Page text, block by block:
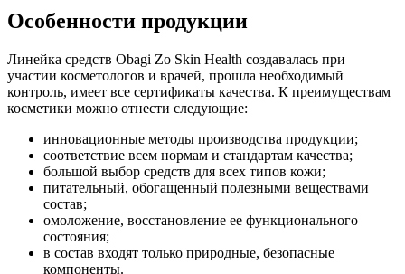
Особенности продукции
Линейка средств Obagi Zo Skin Health создавалась при
участии косметологов и врачей, прошла необходимый
контроль, имеет все сертификаты качества. К преимуществам
косметики можно отнести следующие:
инновационные методы производства продукции;
соответствие всем нормам и стандартам качества;
большой выбор средств для всех типов кожи;
питательный, обогащенный полезными веществами
состав;
омоложение, восстановление ее функционального
состояния;
в состав входят только природные, безопасные
компоненты.